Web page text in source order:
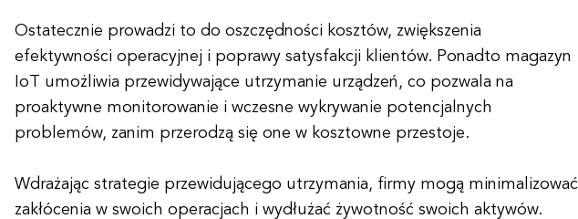
Ostatecznie prowadzi to do oszczędności kosztów, zwiększenia
efektywności operacyjnej i poprawy satysfakcji klientów. Ponadto magazyn
IoT umożliwia przewidywające utrzymanie urządzeń, co pozwala na
proaktywne monitorowanie i wczesne wykrywanie potencjalnych
problemów, zanim przerodzą się one w kosztowne przestoje.
Wdrażając strategie przewidującego utrzymania, firmy mogą minimalizować
zakłócenia w swoich operacjach i wydłużać żywotność swoich aktywów.